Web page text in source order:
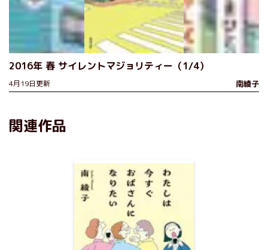
2016年 春 サイレントマジョリティー（1/4）
4月19日更新 南綾子
関連作品